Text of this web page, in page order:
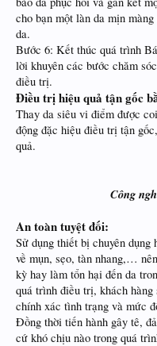
cho bạn một làn da mịn
da.
Bước 6: Kết thúc quá trình
lời khuyên các bước chăm
điều trị.
Điều trị hiệu quả tận gốc
Thay da siêu vi điểm được
động đặc hiệu điều trị tận
quả.
Công
An toàn tuyệt đối:
Sử dụng thiết bị chuyên
về mụn, sẹo, tàn nhang,…
kỳ hay làm tổn hại đến da
quá trình điều trị, khách
chính xác tình trạng và mức
Đồng thời tiến hành gây tê,
cứ khó chịu nào trong quá